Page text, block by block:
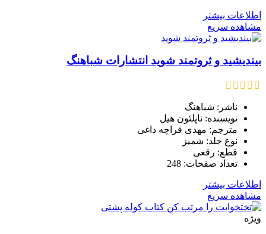
اطلاعات بیشتر
مشاهده سریع
بیندیشید و ثروتمند شوید انتشارات شباهنگ
ناشر: شباهنگ
نویسنده: ناپلئون هیل
مترجم: مهدی قراچه داغی
نوع جلد: شمیز
قطع: رقعی
تعداد صفحات: 248
اطلاعات بیشتر
مشاهده سریع
ویژه